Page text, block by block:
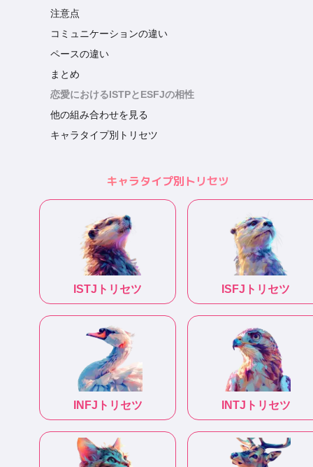
注意点
コミュニケーションの違い
ペースの違い
まとめ
恋愛におけるISTPとESFJの相性
他の組み合わせを見る
キャラタイプ別トリセツ
キャラタイプ別トリセツ
ISTJ トリセツ ISFJ トリセツ
INFJ トリセツ INTJ トリセツ